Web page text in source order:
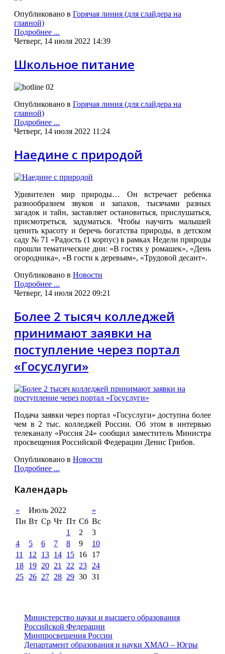
Опубликовано в Горячая линия (для слайдера на
главной)
Подробнее ...
Четверг, 14 июля 2022 14:39
Школьное питание
Опубликовано в Горячая линия (для слайдера на
главной)
Подробнее ...
Четверг, 14 июля 2022 11:24
Наедине с природой
Удивителен мир природы… Он встречает ребенка
разнообразием звуков и запахов, тысячами разных
загадок и тайн, заставляет остановиться, прислушаться,
присмотреться, задуматься. Чтобы научить малышей
ценить красоту и беречь богатства природы, в детском
саду № 71 «Радость (1 корпус) в рамках Недели природы
прошли тематические дни: «В гостях у ромашек», «День
огородника», «В гости к деревьям», «Трудовой десант».
Опубликовано в Новости
Подробнее ...
Четверг, 14 июля 2022 09:21
Более 2 тысяч колледжей
принимают заявки на
поступление через портал
«Госуслуги»
Подача заявки через портал «Госуслуги» доступна более
чем в 2 тыс. колледжей России. Об этом в интервью
телеканалу «Россия 24» сообщил заместитель Министра
просвещения Российской Федерации Денис Грибов.
Опубликовано в Новости
Подробнее ...
Календарь
« Июль 2022
»
Пн Вт Ср Чт Пт Сб Вс
1
2
3
4
5 6 7 8 9
10
11
12 13 14 15 16
17
18
19 20 21 22 23
24
25
26 27 28 29 30 31
Министерство науки и высшего образования
Российской Федерации
Минпросвещения России
Департамент образования и науки ХМАО – Югры